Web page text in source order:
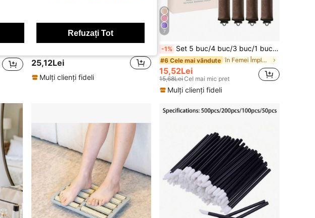
25,12Lei
Mulți clienți fideli
7
-1% Set 5 buc/4 buc/3 buc/1 buc kit pentru coafat păr + cutie pentru bonetă de dormit, ondulator fără căldură, practic, instrument de ondulare, ondulator de păr cu bandă elastică, instrument de coafat păr pentru somn, ondulator de spumă pentru femei, cadou de zi de naștere
#6 Cele mai vândute în Femei Împletitoare și role
15,52Lei
15,68LeiCel mai mic pret
Mulți clienți fideli
Refuzați Tot